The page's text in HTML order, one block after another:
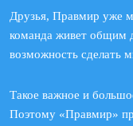
Друзья, Правмир уже
команда живет общим
возможность сделать
Такое важное и
Поэтому «Правмир»